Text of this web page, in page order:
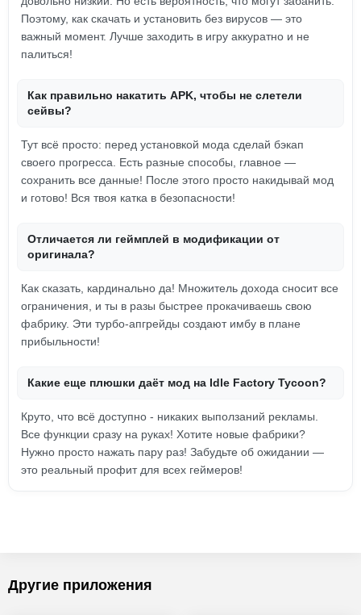
Поэтому, как скачать и установить без вирусов — это
важный момент. Лучше заходить в игру аккуратно и не
палиться!
Как правильно накатить APK, чтобы не слетели
сейвы?
Тут всё просто: перед установкой мода сделай бэкап
своего прогресса. Есть разные способы, главное —
сохранить все данные! После этого просто накидывай мод
и готово! Вся твоя катка в безопасности!
Отличается ли геймплей в модификации от
оригинала?
Как сказать, кардинально да! Множитель дохода сносит все
ограничения, и ты в разы быстрее прокачиваешь свою
фабрику. Эти турбо-апгрейды создают имбу в плане
прибыльности!
Какие еще плюшки даёт мод на Idle Factory Tycoon?
Круто, что всё доступно - никаких выползаний рекламы.
Все функции сразу на руках! Хотите новые фабрики?
Нужно просто нажать пару раз! Забудьте об ожидании —
это реальный профит для всех геймеров!
Другие приложения